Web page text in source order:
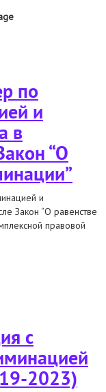
с дискриминацией и
том числе закон “о
по
и
в
“О
и
Закон “О равенстве
правовой
с дискриминацией и
том числе закон “о
с
2023)